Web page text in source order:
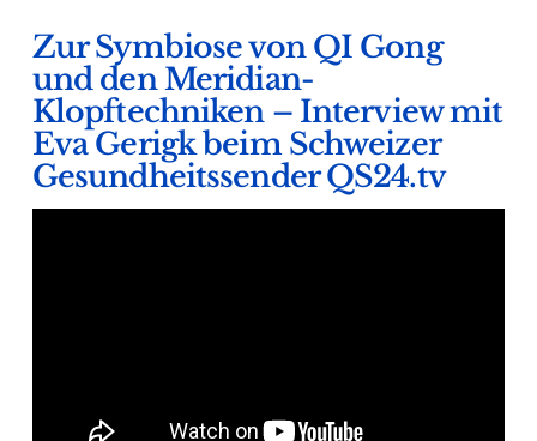
Zur Symbiose von QI Gong
und den Meridian-
Klopftechniken – Interview mit
Eva Gerigk beim Schweizer
Gesundheitssender QS24.tv